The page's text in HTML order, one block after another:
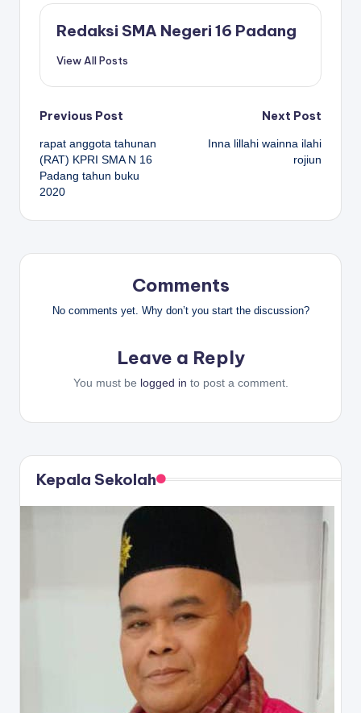
Redaksi SMA Negeri 16 Padang
View All Posts
Post
navigation
Previous Post
rapat anggota tahunan
(RAT) KPRI SMA N 16
Padang tahun buku
2020
Next Post
Inna lillahi wainna ilahi
rojiun
Comments
No comments yet. Why don’t you start the discussion?
Leave a Reply
You must be logged in to post a comment.
Kepala Sekolah